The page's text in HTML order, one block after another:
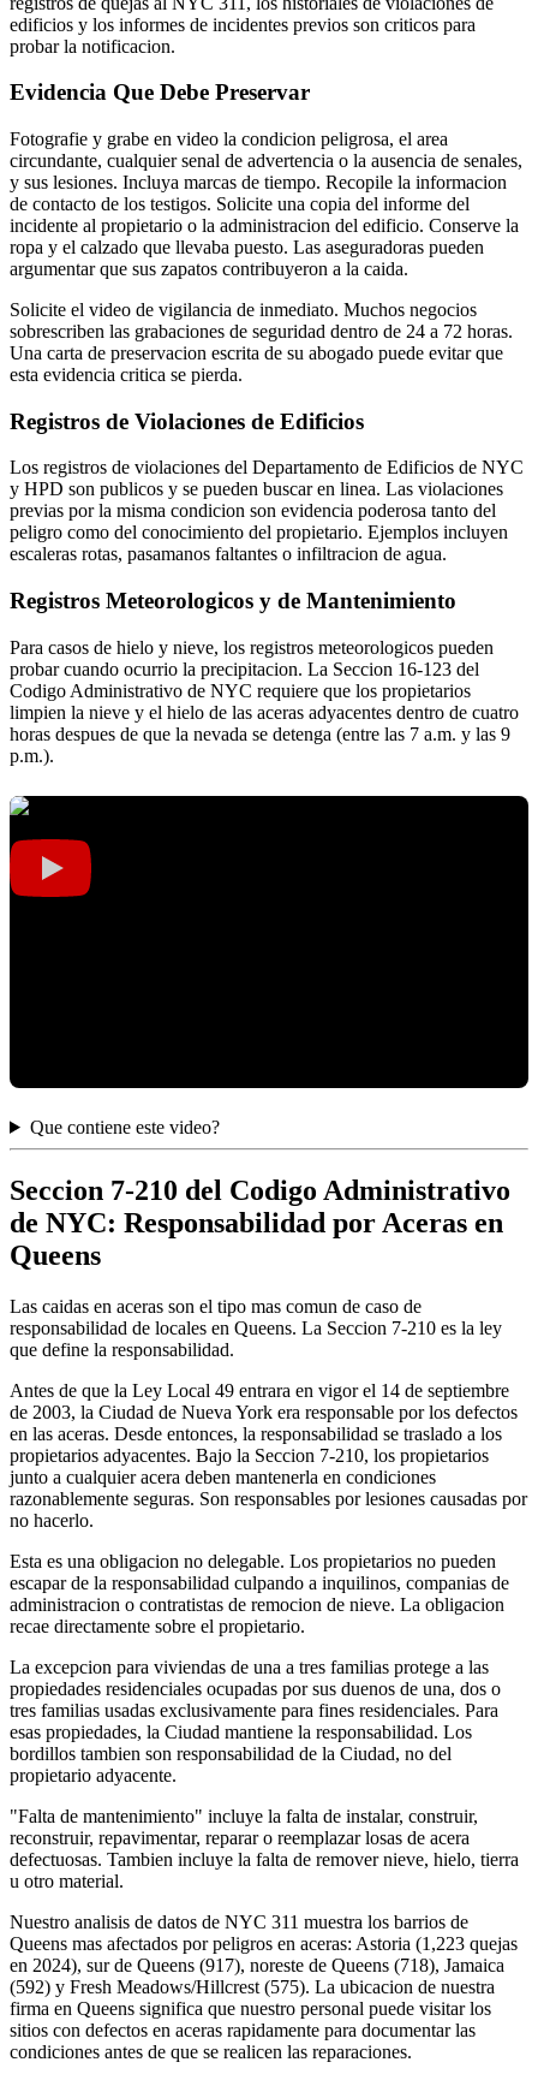
edificios y los informes de incidentes previos son criticos para
probar la notificacion.
Evidencia Que Debe Preservar
Fotografie y grabe en video la condicion peligrosa, el area
circundante, cualquier senal de advertencia o la ausencia de senales,
y sus lesiones. Incluya marcas de tiempo. Recopile la informacion
de contacto de los testigos. Solicite una copia del informe del
incidente al propietario o la administracion del edificio. Conserve la
ropa y el calzado que llevaba puesto. Las aseguradoras pueden
argumentar que sus zapatos contribuyeron a la caida.
Solicite el video de vigilancia de inmediato. Muchos negocios
sobrescriben las grabaciones de seguridad dentro de 24 a 72 horas.
Una carta de preservacion escrita de su abogado puede evitar que
esta evidencia critica se pierda.
Registros de Violaciones de Edificios
Los registros de violaciones del Departamento de Edificios de NYC
y HPD son publicos y se pueden buscar en linea. Las violaciones
previas por la misma condicion son evidencia poderosa tanto del
peligro como del conocimiento del propietario. Ejemplos incluyen
escaleras rotas, pasamanos faltantes o infiltracion de agua.
Registros Meteorologicos y de Mantenimiento
Para casos de hielo y nieve, los registros meteorologicos pueden
probar cuando ocurrio la precipitacion. La Seccion 16-123 del
Codigo Administrativo de NYC requiere que los propietarios
limpien la nieve y el hielo de las aceras adyacentes dentro de cuatro
horas despues de que la nevada se detenga (entre las 7 a.m. y las 9
p.m.).
Que contiene este video?
Seccion 7-210 del Codigo Administrativo
de NYC: Responsabilidad por Aceras en
Queens
Las caidas en aceras son el tipo mas comun de caso de
responsabilidad de locales en Queens. La Seccion 7-210 es la ley
que define la responsabilidad.
Antes de que la Ley Local 49 entrara en vigor el 14 de septiembre
de 2003, la Ciudad de Nueva York era responsable por los defectos
en las aceras. Desde entonces, la responsabilidad se traslado a los
propietarios adyacentes. Bajo la Seccion 7-210, los propietarios
junto a cualquier acera deben mantenerla en condiciones
razonablemente seguras. Son responsables por lesiones causadas por
no hacerlo.
Esta es una obligacion no delegable. Los propietarios no pueden
escapar de la responsabilidad culpando a inquilinos, companias de
administracion o contratistas de remocion de nieve. La obligacion
recae directamente sobre el propietario.
La excepcion para viviendas de una a tres familias protege a las
propiedades residenciales ocupadas por sus duenos de una, dos o
tres familias usadas exclusivamente para fines residenciales. Para
esas propiedades, la Ciudad mantiene la responsabilidad. Los
bordillos tambien son responsabilidad de la Ciudad, no del
propietario adyacente.
"Falta de mantenimiento" incluye la falta de instalar, construir,
reconstruir, repavimentar, reparar o reemplazar losas de acera
defectuosas. Tambien incluye la falta de remover nieve, hielo, tierra
u otro material.
Nuestro analisis de datos de NYC 311 muestra los barrios de
Queens mas afectados por peligros en aceras: Astoria (1,223 quejas
en 2024), sur de Queens (917), noreste de Queens (718), Jamaica
(592) y Fresh Meadows/Hillcrest (575). La ubicacion de nuestra
firma en Queens significa que nuestro personal puede visitar los
sitios con defectos en aceras rapidamente para documentar las
condiciones antes de que se realicen las reparaciones.